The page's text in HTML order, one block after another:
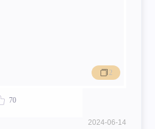
70
2024-06-14
2